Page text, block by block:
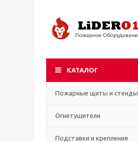
КАТАЛОГ
Пожарные щиты и стенды
Огнетушители
Подставки и крепления